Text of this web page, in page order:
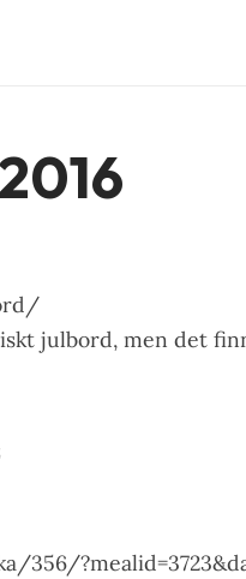
julbord, men det